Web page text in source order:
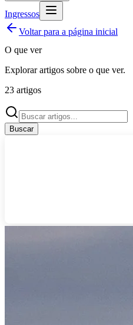
Ingressos
Voltar para a página inicial
O que ver
Explorar artigos sobre o que ver.
23 artigos
Buscar